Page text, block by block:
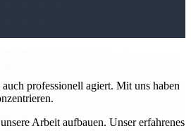
professionell agiert. Mit uns haben
Arbeit aufbauen. Unser erfahrenes